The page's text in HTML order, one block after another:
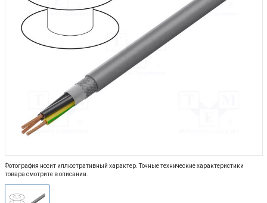
Фотография носит иллюстративный характер. Точные технические характеристики
товара смотрите в описании.